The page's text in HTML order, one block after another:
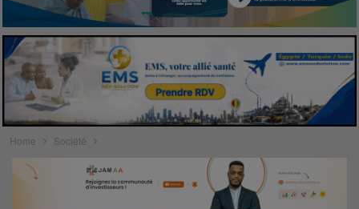
Home Société